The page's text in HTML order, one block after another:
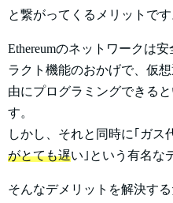
と繋がってくるメリットです
Ethereumのネットワークは
ラクト機能のおかげで、仮
由にプログラミングできる
す。
しかし、それと同時に｢ガス
がとても遅い｣という有名な
そんなデメリットを解決す